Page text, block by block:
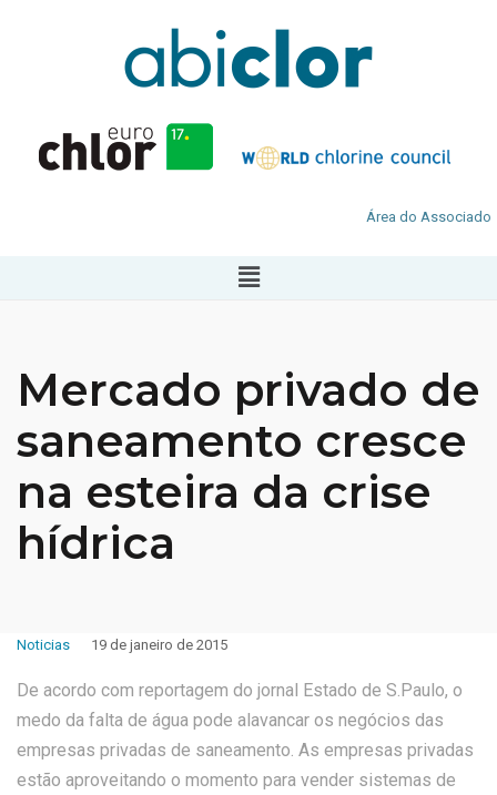
Área do Associado
Mercado privado de
saneamento cresce
na esteira da crise
hídrica
Noticias 19 de janeiro de 2015
De acordo com reportagem do jornal Estado de S.Paulo, o
medo da falta de água pode alavancar os negócios das
empresas privadas de saneamento. As empresas privadas
estão aproveitando o momento para vender sistemas de